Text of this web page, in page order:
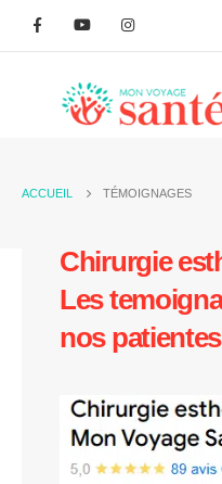
ACCUEIL TÉMOIGNAGES
Chirurgie
Les
nos patientes